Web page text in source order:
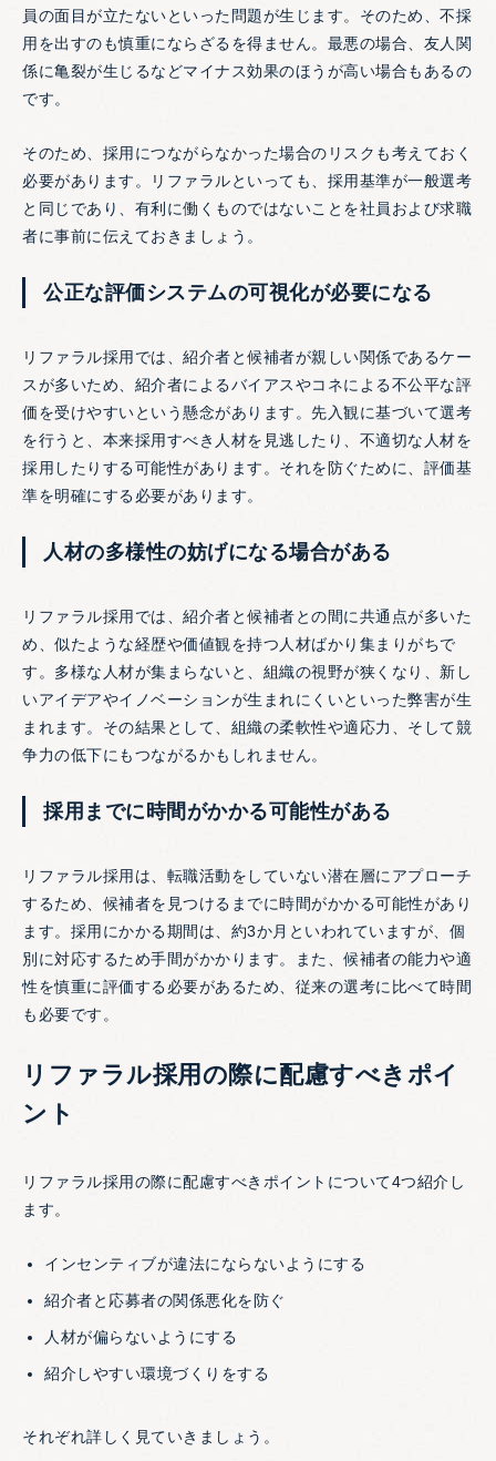
員の面目が立たないといった問題が生じます。そのため、不採
用を出すのも慎重にならざるを得ません。最悪の場合、友人関
係に亀裂が生じるなどマイナス効果のほうが高い場合もあるの
です。
そのため、採用につながらなかった場合のリスクも考えておく
必要があります。リファラルといっても、採用基準が一般選考
と同じであり、有利に働くものではないことを社員および求職
者に事前に伝えておきましょう。
公正な評価システムの可視化が必要になる
リファラル採用では、紹介者と候補者が親しい関係であるケー
スが多いため、紹介者によるバイアスやコネによる不公平な評
価を受けやすいという懸念があります。先入観に基づいて選考
を行うと、本来採用すべき人材を見逃したり、不適切な人材を
採用したりする可能性があります。それを防ぐために、評価基
準を明確にする必要があります。
人材の多様性の妨げになる場合がある
リファラル採用では、紹介者と候補者との間に共通点が多いた
め、似たような経歴や価値観を持つ人材ばかり集まりがちで
す。多様な人材が集まらないと、組織の視野が狭くなり、新し
いアイデアやイノベーションが生まれにくいといった弊害が生
まれます。その結果として、組織の柔軟性や適応力、そして競
争力の低下にもつながるかもしれません。
採用までに時間がかかる可能性がある
リファラル採用は、転職活動をしていない潜在層にアプローチ
するため、候補者を見つけるまでに時間がかかる可能性があり
ます。採用にかかる期間は、約3か月といわれていますが、個
別に対応するため手間がかかります。また、候補者の能力や適
性を慎重に評価する必要があるため、従来の選考に比べて時間
も必要です。
リファラル採用の際に配慮すべきポイ
ント
リファラル採用の際に配慮すべきポイントについて4つ紹介し
ます。
インセンティブが違法にならないようにする
紹介者と応募者の関係悪化を防ぐ
人材が偏らないようにする
紹介しやすい環境づくりをする
それぞれ詳しく見ていきましょう。